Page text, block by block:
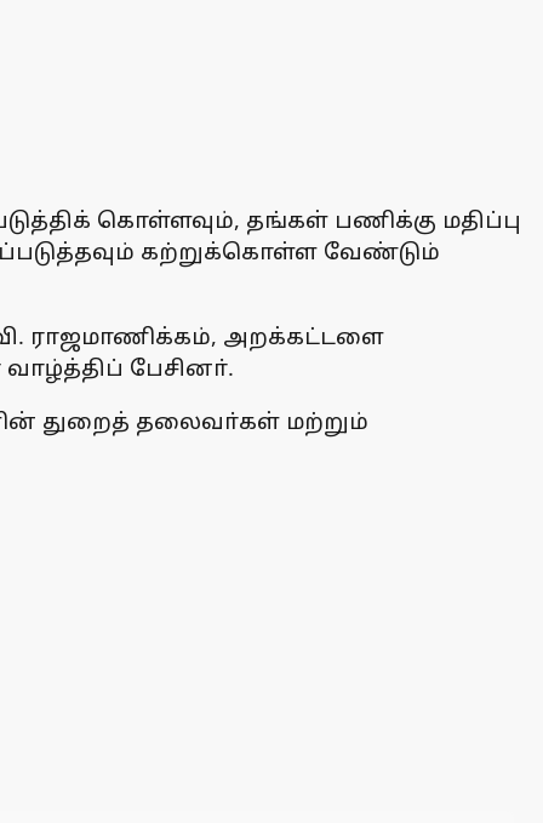
கொள்ளவும், தங்கள் பணிக்கு மதிப்பு
கற்றுக்கொள்ள வேண்டும்
ராஜமாணிக்கம், அறக்கட்டளை
பேசினா்.
துறைத் தலைவா்கள் மற்றும்